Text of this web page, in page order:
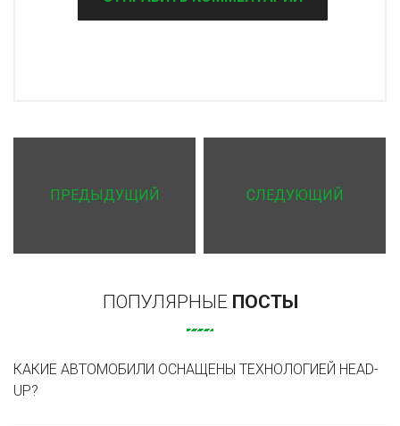
ПРЕДЫДУЩИЙ СЛЕДУЮЩИЙ
ПОПУЛЯРНЫЕ ПОСТЫ
КАКИЕ АВТОМОБИЛИ ОСНАЩЕНЫ ТЕХНОЛОГИЕЙ HEAD-
UP?